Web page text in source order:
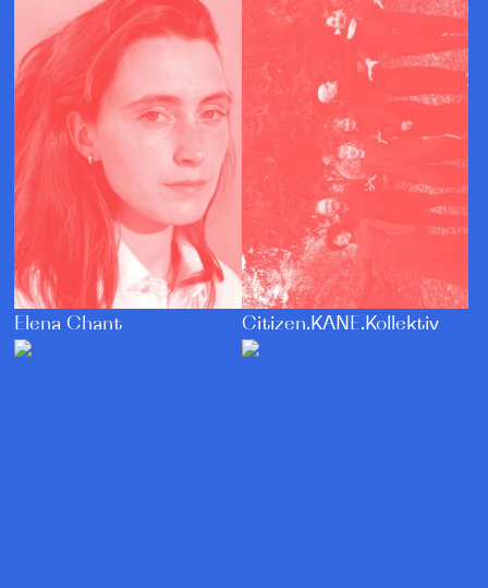
Elena Chant Citizen.KANE.Kollektiv